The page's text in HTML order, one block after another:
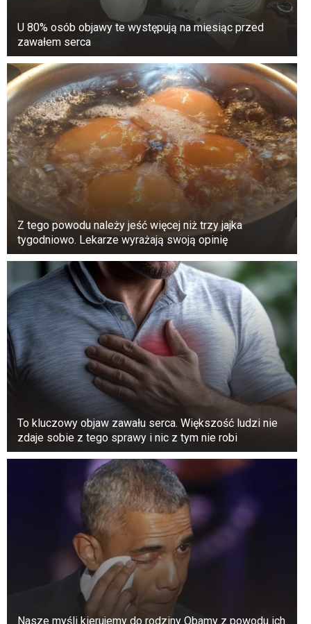
U 80% osób objawy te występują na miesiąc przed
zawałem serca
Z tego powodu należy jeść więcej niż trzy jajka
tygodniowo. Lekarze wyrażają swoją opinię
To kluczowy objaw zawału serca. Większość ludzi nie
zdaje sobie z tego sprawy i nic z tym nie robi
Nasze myśli kierujemy do rodziny Obamy z powodu ich